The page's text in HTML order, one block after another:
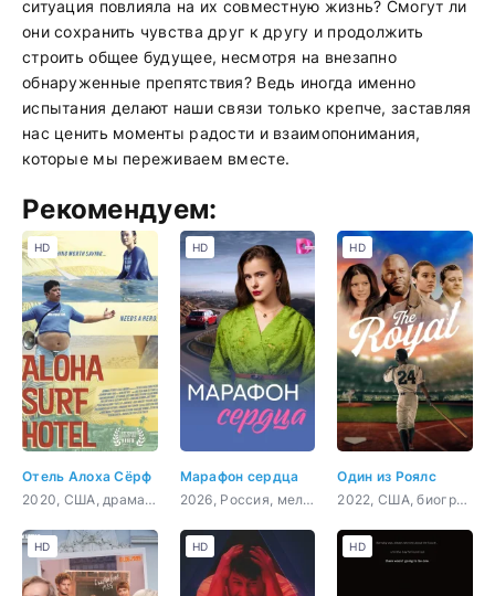
ситуация повлияла на их совместную жизнь? Смогут ли
они сохранить чувства друг к другу и продолжить
строить общее будущее, несмотря на внезапно
обнаруженные препятствия? Ведь иногда именно
испытания делают наши связи только крепче, заставляя
нас ценить моменты радости и взаимопонимания,
которые мы переживаем вместе.
Рекомендуем:
Отель Алоха Сёрф
2020, США, драма, комедия
HD
Марафон сердца
2026, Россия, мелодрама
HD
Один из Роялс
2022, США, биография, спорт
HD
HD HD HD